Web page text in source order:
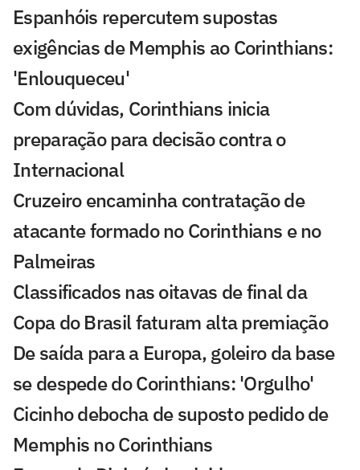
Espanhóis repercutem supostas
exigências de Memphis ao Corinthians:
'Enlouqueceu'
Com dúvidas, Corinthians inicia
preparação para decisão contra o
Internacional
Cruzeiro encaminha contratação de
atacante formado no Corinthians e no
Palmeiras
Classificados nas oitavas de final da
Copa do Brasil faturam alta premiação
De saída para a Europa, goleiro da base
se despede do Corinthians: 'Orgulho'
Cicinho debocha de suposto pedido de
Memphis no Corinthians